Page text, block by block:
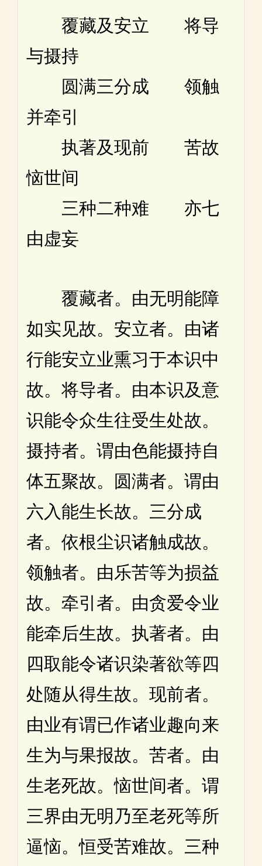
覆藏及安立 将导
与摄持
圆满三分成 领触
并牵引
执著及现前 苦故
恼世间
三种二种难 亦七
由虚妄
覆藏者。由无明能障
如实见故。安立者。由诸
行能安立业熏习于本识中
故。将导者。由本识及意
识能令众生往受生处故。
摄持者。谓由色能摄持自
体五聚故。圆满者。谓由
六入能生长故。三分成
者。依根尘识诸触成故。
领触者。由乐苦等为损益
故。牵引者。由贪爱令业
能牵后生故。执著者。由
四取能令诸识染著欲等四
处随从得生故。现前者。
由业有谓已作诸业趣向来
生为与果报故。苦者。由
生老死故。恼世间者。谓
三界由无明乃至老死等所
逼恼。恒受苦难故。三种